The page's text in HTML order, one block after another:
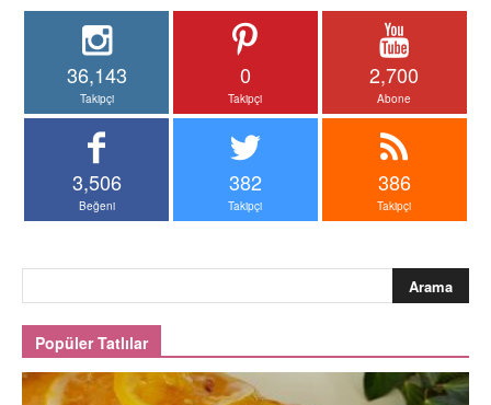
36,143
Takipçi
0
Takipçi
2,700
Abone
3,506
Beğeni
382
Takipçi
386
Takipçi
Popüler Tatlılar